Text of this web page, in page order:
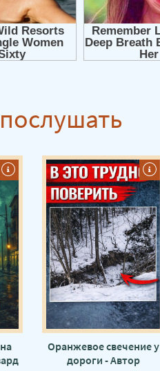
Оранжевое свечение у
дороги - Автор